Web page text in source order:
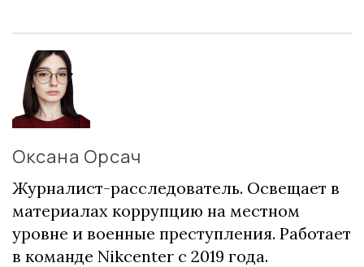
Оксана Орсач
Журналист-расследователь. Освещает в
материалах коррупцию на местном
уровне и военные преступления. Работает
в команде Nikcenter с 2019 года.